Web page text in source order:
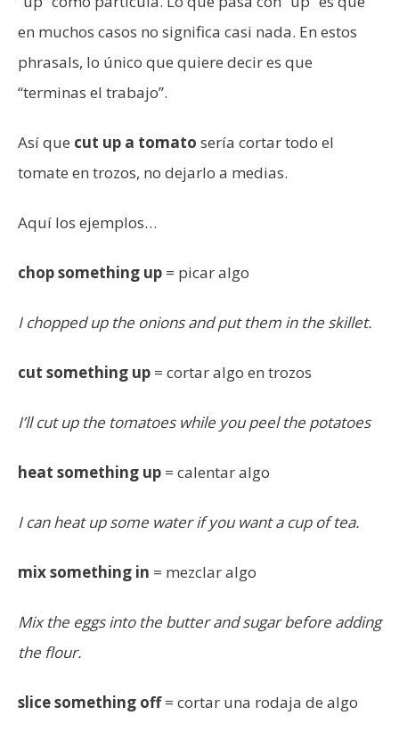
en muchos casos no significa casi nada. En estos
phrasals, lo único que quiere decir es que
“terminas el trabajo”.
Así que cut up a tomato sería cortar todo el
tomate en trozos, no dejarlo a medias.
Aquí los ejemplos…
chop something up = picar algo
I chopped up the onions and put them in the skillet.
cut something up = cortar algo en trozos
I’ll cut up the tomatoes while you peel the potatoes
heat something up = calentar algo
I can heat up some water if you want a cup of tea.
mix something in = mezclar algo
Mix the eggs into the butter and sugar before adding
the flour.
slice something off= cortar una rodaja de algo